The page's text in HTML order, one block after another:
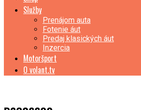
Služby
Prenájom auta
Fotenie áut
Predaj klasických áut
Inzercia
Motoršport
O volant.tv